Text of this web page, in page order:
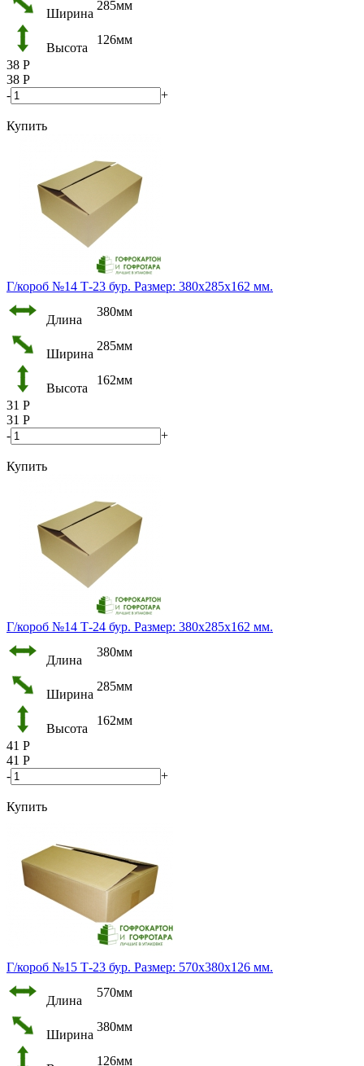
Ширина
285мм
Высота
126мм
38 Р
38 Р
-
+
Купить
Г/короб №14 Т-23 бур. Размер: 380х285х162 мм.
Длина
380мм
Ширина
285мм
Высота
162мм
31 Р
31 Р
-
+
Купить
Г/короб №14 Т-24 бур. Размер: 380х285х162 мм.
Длина
380мм
Ширина
285мм
Высота
162мм
41 Р
41 Р
-
+
Купить
Г/короб №15 Т-23 бур. Размер: 570х380х126 мм.
Длина
570мм
Ширина
380мм
126мм